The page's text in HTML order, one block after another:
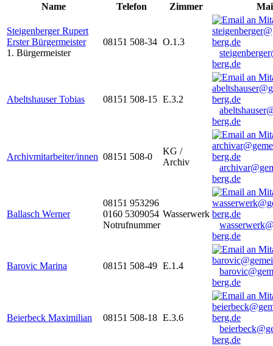
Name
Telefon Zimmer
Steigenberger Rupert
Erster Bürgermeister
1. Bürgermeister
08151 508-34 O.1.3
berg.de
Abeltshauser Tobias 08151 508-15 E.3.2
berg.de
Archivmitarbeiter/innen 08151 508-0
KG /
Archiv
berg.de
Ballasch Werner
08151 953296
0160 5309054
Notrufnummer
Wasserwerk
berg.de
Barovic Marina 08151 508-49 E.1.4
berg.de
Beierbeck Maximilian 08151 508-18 E.3.6
berg.de